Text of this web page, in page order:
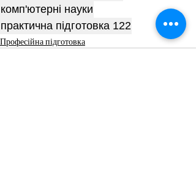
комп'ютерні науки
практична підготовка 122
Професійна підготовка